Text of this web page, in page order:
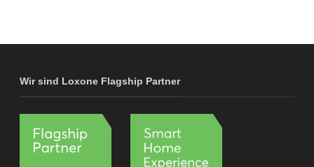
Wir sind Loxone Flagship Partner